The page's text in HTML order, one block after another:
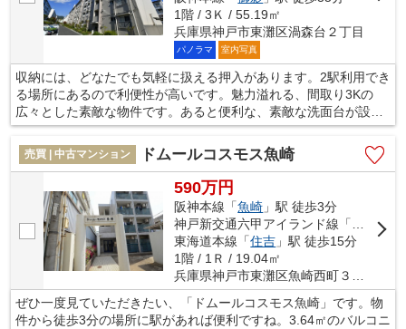
1階 / 3Ｋ / 55.19㎡
兵庫県神戸市東灘区渦森台２丁目
パノラマ 室内写真
収納には、どなたでも気軽に扱える押入があります。2駅利用でき
る場所にあるので利便性が高いです。魅力溢れる、間取り3Kの
広々とした素敵な物件です。あると便利な、素敵な洗面台が設置
されております。新居を構えるなら、こだわりの条件があるはず
です。当社は、お客様のご要望にお応えしますので、こだわりや
ご希望などお気軽にお問い合わせ下さい。
売買 | 中古マンション ドムールコスモス魚崎
590万円
阪神本線「魚崎 」駅 徒歩3分
神戸新交通六甲アイランド線「
魚崎」駅
東海道本線「住吉 」駅 徒歩15分
1階 / 1Ｒ / 19.04㎡
兵庫県神戸市東灘区魚崎西町３丁目
ぜひ一度見ていただきたい、「ドムールコスモス魚崎」です。物
件から徒歩3分の場所に駅があれば便利ですね。3.64㎡のバルコニ